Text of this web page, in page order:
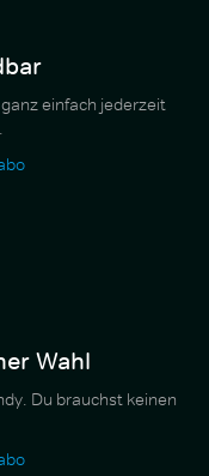
einfach jederzeit
Wahl
Du brauchst keinen